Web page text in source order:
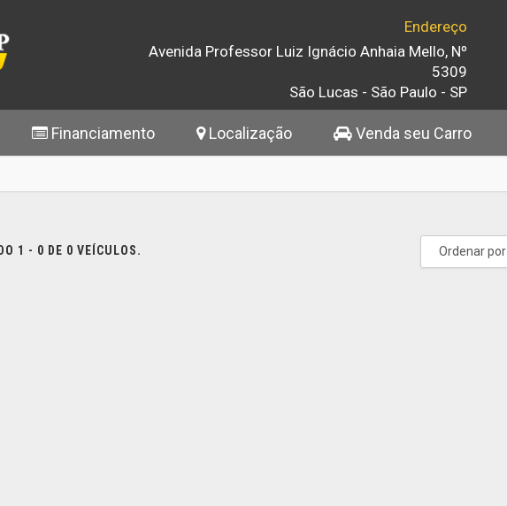
Endereço
Avenida Professor Luiz Ignácio Anhaia Mello, Nº
5309
São Lucas - São Paulo - SP
Financiamento Localização Venda seu Carro
1 - 0 DE 0 VEÍCULOS. Ordenar por